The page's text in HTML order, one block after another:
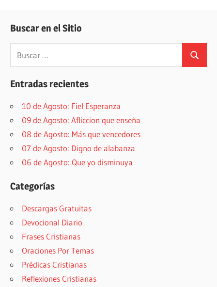
Buscar en el Sitio
Buscar:
Buscar
Entradas recientes
10 de Agosto: Fiel Esperanza
09 de Agosto: Afliccion que enseña
08 de Agosto: Más que vencedores
07 de Agosto: Digno de alabanza
06 de Agosto: Que yo disminuya
Categorías
Descargas Gratuitas
Devocional Diario
Frases Cristianas
Oraciones Por Temas
Prédicas Cristianas
Reflexiones Cristianas